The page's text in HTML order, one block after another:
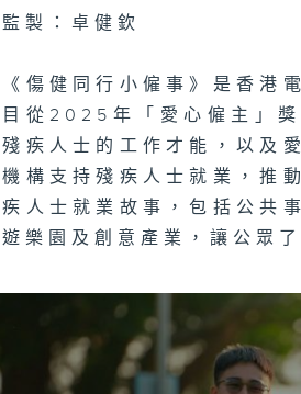
監製：卓健欽
《傷健同行小僱事》是香港
目從2025年「愛心僱主」
殘疾人士的工作才能，以及
機構支持殘疾人士就業，推
疾人士就業故事，包括公共
遊樂園及創意產業，讓公眾